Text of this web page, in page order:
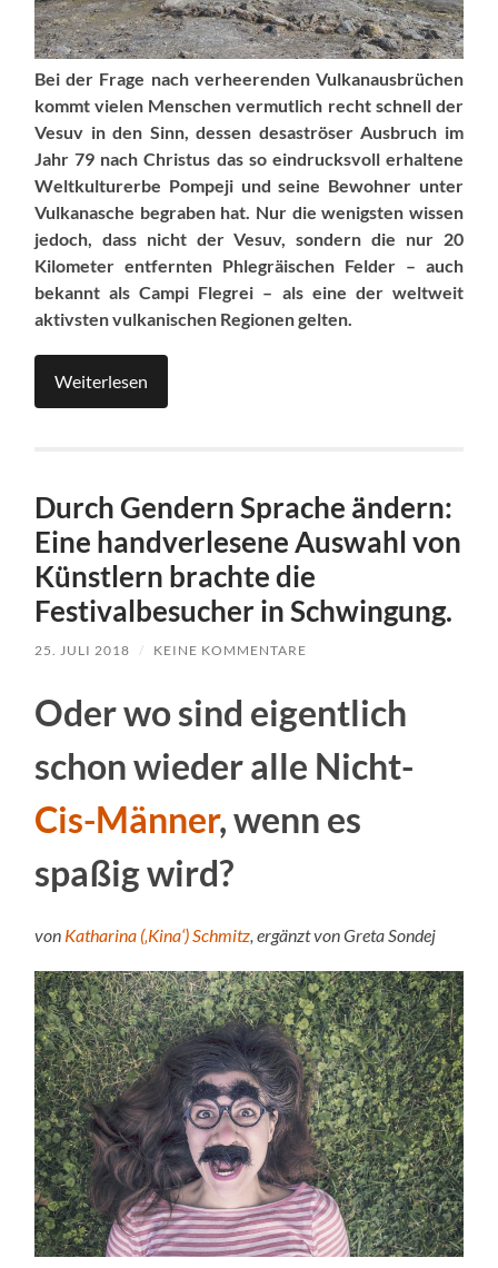
Bei der Frage nach verheerenden Vulkanausbrüchen
kommt vielen Menschen vermutlich recht schnell der
Vesuv in den Sinn, dessen desaströser Ausbruch im
Jahr 79 nach Christus das so eindrucksvoll erhaltene
Weltkulturerbe Pompeji und seine Bewohner unter
Vulkanasche begraben hat. Nur die wenigsten wissen
jedoch, dass nicht der Vesuv, sondern die nur 20
Kilometer entfernten Phlegräischen Felder – auch
bekannt als Campi Flegrei – als eine der weltweit
aktivsten vulkanischen Regionen gelten.
Weiterlesen
Durch Gendern Sprache ändern:
Eine handverlesene Auswahl von
Künstlern brachte die
Festivalbesucher in Schwingung.
25. JULI 2018 / KEINE KOMMENTARE
Oder wo sind eigentlich
schon wieder alle Nicht-
Cis-Männer, wenn es
spaßig wird?
von Katharina (‚Kina‘) Schmitz , ergänzt von Greta Sondej